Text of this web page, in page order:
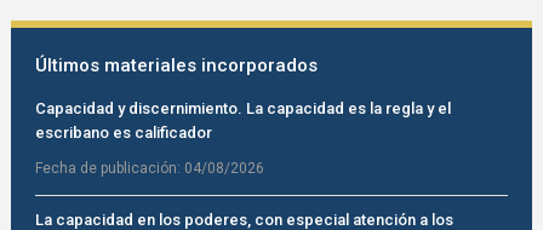
Últimos materiales incorporados
Capacidad y discernimiento. La capacidad es la regla y el
escribano es calificador
Fecha de publicación: 04/08/2026
La capacidad en los poderes, con especial atención a los